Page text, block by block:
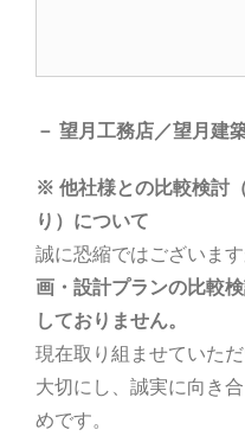
－ 望月工務店／望月建
※ 他社様との比較検討
り）について
誠に恐縮ではございま
画・設計プランの比較
しておりません。
現在取り組ませていた
大切にし、誠実に向き
めです。